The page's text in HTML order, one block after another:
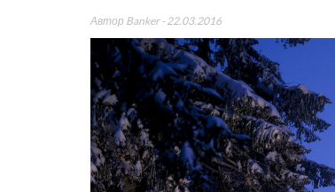
Автор Banker- 22.03.2016